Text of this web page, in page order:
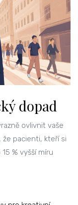
dopad
ovlivnit vaše
že pacienti, kteří si
% vyšší míru